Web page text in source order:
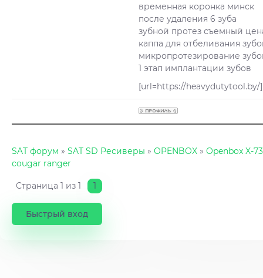
временная коронка минск
после удаления 6 зуба
зубной протез съемный
каппа для отбеливания
микропротезирование
1 этап имплантации зубов
[url=https://heavydutytool.by/
SAT форум » SAT SD Ресиверы » OPENBOX » Openbox X-
cougar ranger
Страница 1 из 1 1